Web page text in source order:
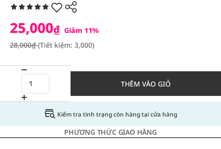
25,000₫ Giảm 11%
28,000₫(Tiết kiệm: 3,000)
THÊM VÀO GIỎ
Kiểm tra tình trạng còn hàng tại cửa hàng
PHƯƠNG THỨC GIAO HÀNG